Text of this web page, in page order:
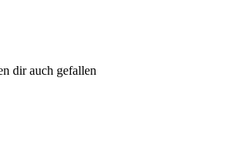
dir auch gefallen